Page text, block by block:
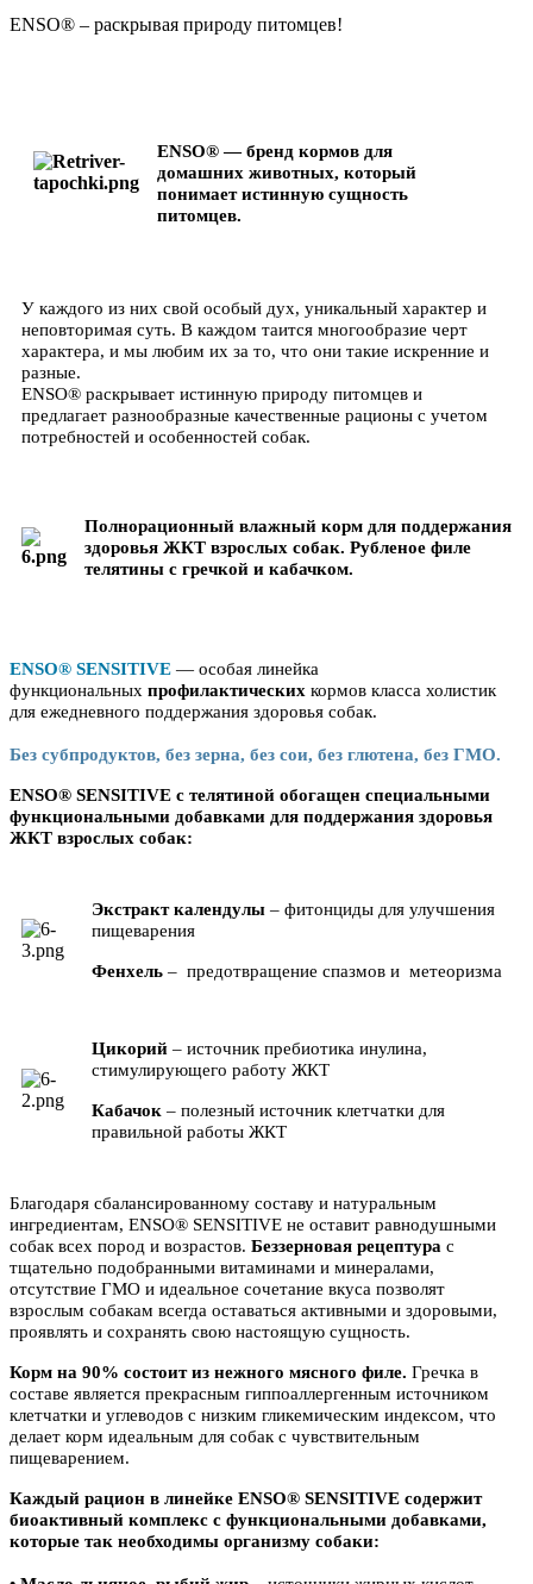
ENSO® – раскрывая природу питомцев!
ENSO® — бренд кормов для
домашних животных, который
понимает истинную сущность
питомцев.
У каждого из них свой особый дух, уникальный характер и
неповторимая суть. В каждом таится многообразие черт
характера, и мы любим их за то, что они такие искренние и
разные.
ENSO® раскрывает истинную природу питомцев и
предлагает разнообразные качественные рационы с учетом
потребностей и особенностей собак.
Полнорационный влажный корм для поддержания
здоровья ЖКТ взрослых собак. Рубленое филе
телятины с гречкой и кабачком.
ENSO® SENSITIVE — особая линейка
функциональных профилактических кормов класса холистик
для ежедневного поддержания здоровья собак.
Без субпродуктов, без зерна, без сои, без глютена, без ГМО.
ENSO® SENSITIVE c телятиной обогащен специальными
функциональными добавками для поддержания здоровья
ЖКТ взрослых собак:
Экстракт календулы – фитонциды для улучшения
пищеварения
Фенхель – предотвращение спазмов и метеоризма
Цикорий – источник пребиотика инулина,
стимулирующего работу ЖКТ
Кабачок – полезный источник клетчатки для
правильной работы ЖКТ
Благодаря сбалансированному составу и натуральным
ингредиентам, ENSO® SENSITIVE не оставит равнодушными
собак всех пород и возрастов. Беззерновая рецептура с
тщательно подобранными витаминами и минералами,
отсутствие ГМО и идеальное сочетание вкуса позволят
взрослым собакам всегда оставаться активными и здоровыми,
проявлять и сохранять свою настоящую сущность.
Корм на 90% состоит из нежного мясного филе. Гречка в
составе является прекрасным гиппоаллергенным источником
клетчатки и углеводов с низким гликемическим индексом, что
делает корм идеальным для собак с чувствительным
пищеварением.
Каждый рацион в линейке ENSO® SENSITIVE содержит
биоактивный комплекс с функциональными добавками,
которые так необходимы организму собаки: